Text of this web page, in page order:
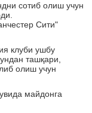
сотиб олиш учун
Сити"
клуби ушбу
ташқари,
олиш учун
майдонга